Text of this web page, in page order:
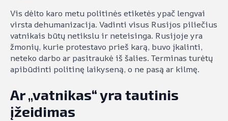
Vis dėlto karo metu politinės etiketės ypač lengvai
virsta dehumanizacija. Vadinti visus Rusijos piliečius
vatnikais būtų netikslu ir neteisinga. Rusijoje yra
žmonių, kurie protestavo prieš karą, buvo įkalinti,
neteko darbo ar pasitraukė iš šalies. Terminas turėtų
apibūdinti politinę laikyseną, o ne pasą ar kilmę.
Ar „vatnikas“ yra tautinis
įžeidimas